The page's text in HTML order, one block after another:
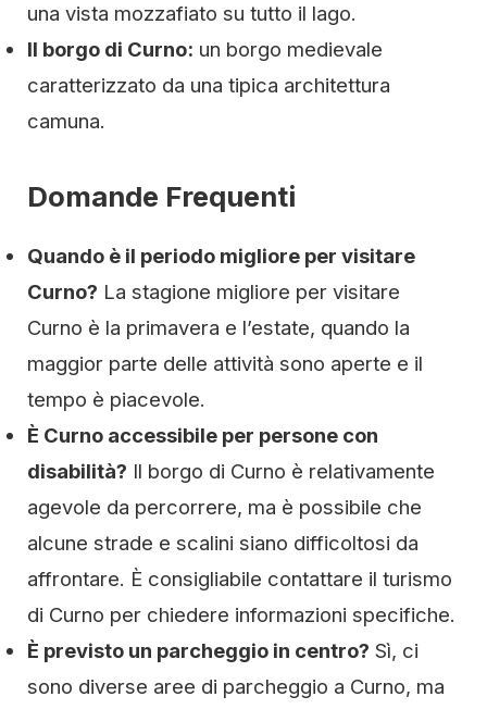
una vista mozzafiato su tutto il lago.
Il borgo di Curno: un borgo medievale
caratterizzato da una tipica architettura
camuna.
Domande Frequenti
Quando è il periodo migliore per visitare
Curno? La stagione migliore per visitare
Curno è la primavera e l’estate, quando la
maggior parte delle attività sono aperte e il
tempo è piacevole.
È Curno accessibile per persone con
disabilità? Il borgo di Curno è relativamente
agevole da percorrere, ma è possibile che
alcune strade e scalini siano difficoltosi da
affrontare. È consigliabile contattare il turismo
di Curno per chiedere informazioni specifiche.
È previsto un parcheggio in centro? Sì, ci
sono diverse aree di parcheggio a Curno, ma